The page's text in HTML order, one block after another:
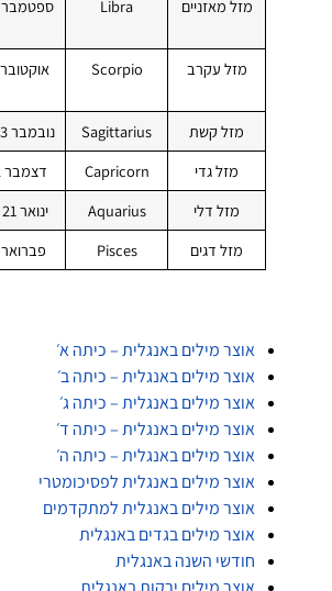
מזל מאזניים
Libra
מזל עקרב
Scorpio
מזל קשת
Sagittarius
נובמבר 23 – דצמבר 21
מזל גדי
Capricorn
דצמבר 22 – ינואר 20
מזל דלי
Aquarius
ינואר 21 – פברואר 20
מזל דגים
Pisces פברואר 21 – מרץ 20
אוצר מילים באנגלית – כיתה א׳
אוצר מילים באנגלית – כיתה ב׳
אוצר מילים באנגלית – כיתה ג׳
אוצר מילים באנגלית – כיתה ד׳
אוצר מילים באנגלית – כיתה ה׳
אוצר מילים באנגלית לפסיכומטרי
אוצר מילים באנגלית למתקדמים
אוצר מילים בגדים באנגלית
חודשי השנה באנגלית